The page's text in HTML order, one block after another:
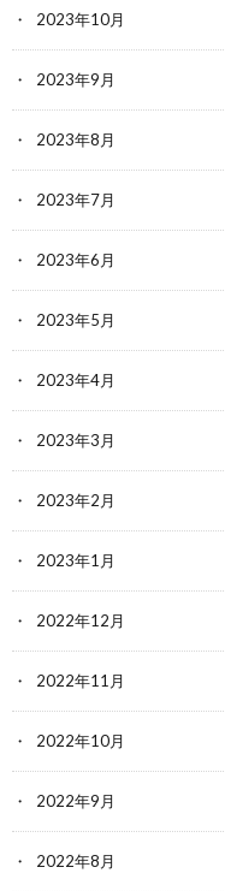
2023年10月
2023年9月
2023年8月
2023年7月
2023年6月
2023年5月
2023年4月
2023年3月
2023年2月
2023年1月
2022年12月
2022年11月
2022年10月
2022年9月
2022年8月